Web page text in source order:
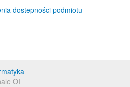
dostepności podmiotu
OI